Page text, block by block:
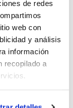
de redes
web con
y análisis
información
recopilado a
que
Pascual
con: